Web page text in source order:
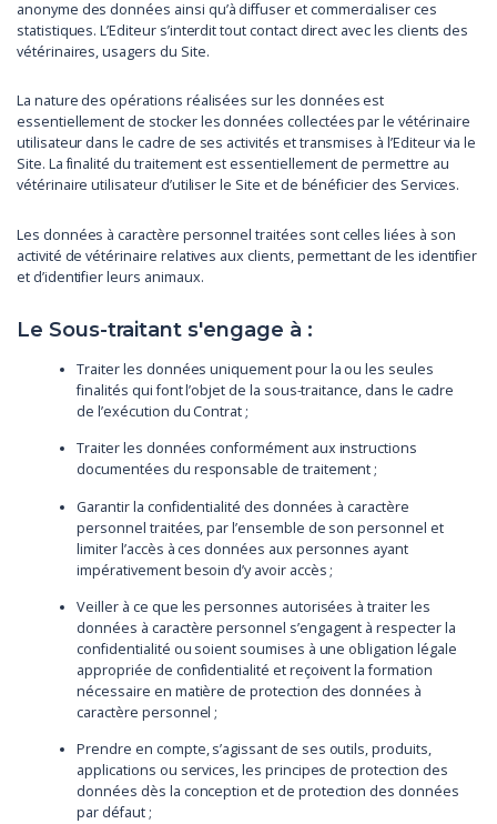
anonyme des données ainsi qu’à diffuser et commercialiser ces
statistiques. L’Editeur s’interdit tout contact direct avec les clients des
vétérinaires, usagers du Site.
La nature des opérations réalisées sur les données est
essentiellement de stocker les données collectées par le vétérinaire
utilisateur dans le cadre de ses activités et transmises à l’Editeur via le
Site. La finalité du traitement est essentiellement de permettre au
vétérinaire utilisateur d’utiliser le Site et de bénéficier des Services.
Les données à caractère personnel traitées sont celles liées à son
activité de vétérinaire relatives aux clients, permettant de les identifier
et d’identifier leurs animaux.
Le Sous-traitant s'engage à :
Traiter les données uniquement pour la ou les seules
finalités qui font l’objet de la sous-traitance, dans le cadre
de l’exécution du Contrat ;
Traiter les données conformément aux instructions
documentées du responsable de traitement ;
Garantir la confidentialité des données à caractère
personnel traitées, par l’ensemble de son personnel et
limiter l’accès à ces données aux personnes ayant
impérativement besoin d’y avoir accès ;
Veiller à ce que les personnes autorisées à traiter les
données à caractère personnel s’engagent à respecter la
confidentialité ou soient soumises à une obligation légale
appropriée de confidentialité et reçoivent la formation
nécessaire en matière de protection des données à
caractère personnel ;
Prendre en compte, s’agissant de ses outils, produits,
applications ou services, les principes de protection des
données dès la conception et de protection des données
par défaut ;